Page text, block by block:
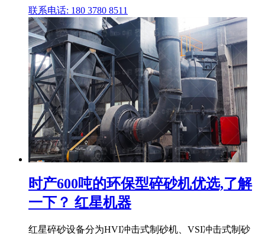
联系电话: 180 3780 8511
时产600吨的环保型碎砂机优选,了解
一下？ 红星机器
红星碎砂设备分为HVI冲击式制砂机、VSI冲击式制砂